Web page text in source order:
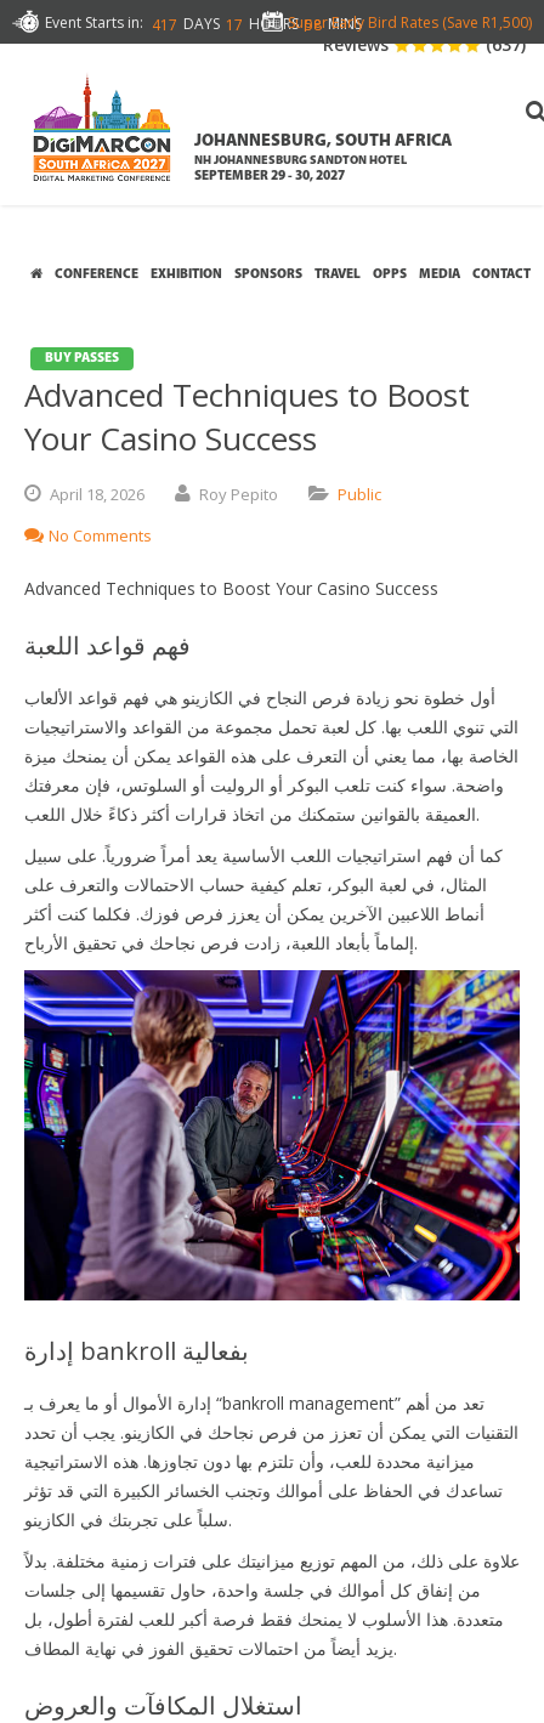
Event Starts in: 417 DAYS 17 HOURS 58 MINS
Super Early Bird Rates (Save R1,500)
JOHANNESBURG, SOUTH AFRICA
NH JOHANNESBURG SANDTON HOTEL
SEPTEMBER 29 - 30, 2027
Reviews (637)
CONFERENCE EXHIBITION SPONSORS TRAVEL OPPS MEDIA CONTACT
BUY PASSES
Advanced Techniques to Boost
Your Casino Success
April 18,2026 Roy Pepito
Public
No Comments
Advanced Techniques to Boost Your Casino Success
فهم قواعد اللعبة
أول خطوة نحو زيادة فرص النجاح في الكازينو هي فهم قواعد الألعاب
التي تنوي اللعب بها. كل لعبة تحمل مجموعة من القواعد والاستراتيجيات
الخاصة بها، مما يعني أن التعرف على هذه القواعد يمكن أن يمنحك ميزة
واضحة. سواء كنت تلعب البوكر أو الروليت أو السلوتس، فإن معرفتك
العميقة بالقوانين ستمكنك من اتخاذ قرارات أكثر ذكاءً خلال اللعب.
كما أن فهم استراتيجيات اللعب الأساسية يعد أمراً ضرورياً. على سبيل
المثال، في لعبة البوكر، تعلم كيفية حساب الاحتمالات والتعرف على
أنماط اللاعبين الآخرين يمكن أن يعزز فرص فوزك. فكلما كنت أكثر
إلماماً بأبعاد اللعبة، زادت فرص نجاحك في تحقيق الأرباح.
إدارة bankroll بفعالية
إدارة الأموال أو ما يعرف بـ “bankroll management” تعد من أهم
التقنيات التي يمكن أن تعزز من فرص نجاحك في الكازينو. يجب أن تحدد
ميزانية محددة للعب، وأن تلتزم بها دون تجاوزها. هذه الاستراتيجية
تساعدك في الحفاظ على أموالك وتجنب الخسائر الكبيرة التي قد تؤثر
سلباً على تجربتك في الكازينو.
علاوة على ذلك، من المهم توزيع ميزانيتك على فترات زمنية مختلفة. بدلاً
من إنفاق كل أموالك في جلسة واحدة، حاول تقسيمها إلى جلسات
متعددة. هذا الأسلوب لا يمنحك فقط فرصة أكبر للعب لفترة أطول، بل
يزيد أيضاً من احتمالات تحقيق الفوز في نهاية المطاف.
استغلال المكافآت والعروض